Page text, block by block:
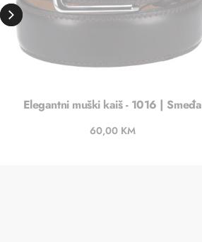
Elegantni muški kaiš - 1016 | Smeđa
60,00 KM